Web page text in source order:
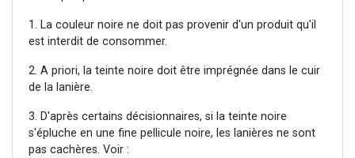
1. La couleur noire ne doit pas provenir d'un produit qu'il
est interdit de consommer.
2. A priori, la teinte noire doit être imprégnée dans le cuir
de la lanière.
3. D'après certains décisionnaires, si la teinte noire
s'épluche en une fine pellicule noire, les lanières ne sont
pas cachères. Voir :